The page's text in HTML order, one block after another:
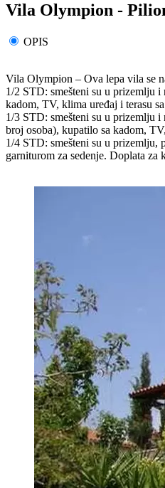
Vila Olympion -
OPIS
Vila Olympion – Ova lepa vila se
1/2 STD: smešteni su u prizemlju
kadom, TV, klima uređaj i terasu
1/3 STD: smešteni su u prizemlju
broj osoba), kupatilo sa kadom,
1/4 STD: smešteni su u prizemlju,
garniturom za sedenje. Doplata